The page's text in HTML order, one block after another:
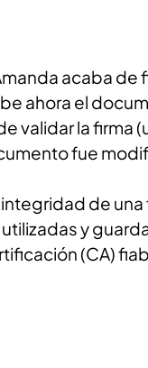
acaba de
ahora el
validar la firma
fue
de
y
(CA)